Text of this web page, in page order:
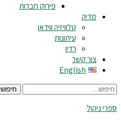
פירוק חברות
מדיה
טלוויזיה ווידאו
עיתונות
רדיו
צור קשר
English
חיפוש
ספרי ניהול